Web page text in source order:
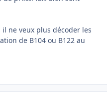
ne veux plus décoder les
de B104 ou B122 au